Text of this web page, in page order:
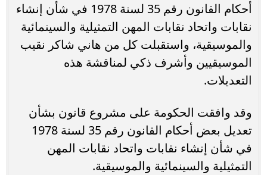
أحكام القانون رقم 35 لسنة 1978 في شأن إنشاء
نقابات واتحاد نقابات المهن التمثيلية والسينمائية
والموسيقية، واستقبلت كل من هاني شاكر نقيب
الموسيقيين وأشرف ذكي لمناقشة هذه
التعديلات.
وقد وافقت الحكومة على مشروع قانون بشأن
تعديل بعض أحكام القانون رقم 35 لسنة 1978
في شأن إنشاء نقابات واتحاد نقابات المهن
التمثيلية والسينمائية والموسيقية.